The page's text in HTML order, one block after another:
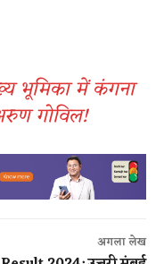
भूमिका में कंगना
गोविल!
अगला लेख